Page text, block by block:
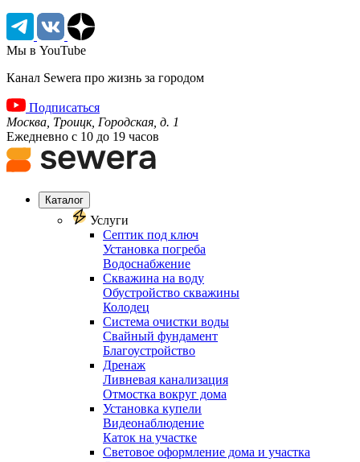
Мы в YouTube
Канал Sewera про жизнь за городом
Подписаться
Москва, Троицк, Городская, д. 1
Ежедневно с 10 до 19 часов
Каталог
Услуги
Септик под ключ
Установка погреба
Водоснабжение
Скважина на воду
Обустройство скважины
Колодец
Система очистки воды
Свайный фундамент
Благоустройство
Дренаж
Ливневая канализация
Отмостка вокруг дома
Установка купели
Видеонаблюдение
Каток на участке
Световое оформление дома и участка